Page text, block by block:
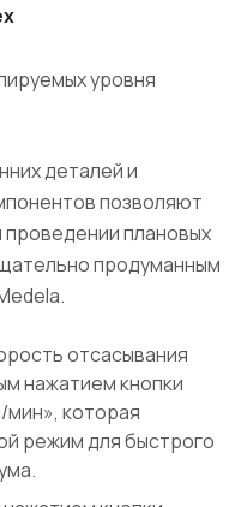
уровня
деталей и
позволяют
плановых
продуманным
отсасывания
нажатием кнопки
мин», которая
режим для быстрого